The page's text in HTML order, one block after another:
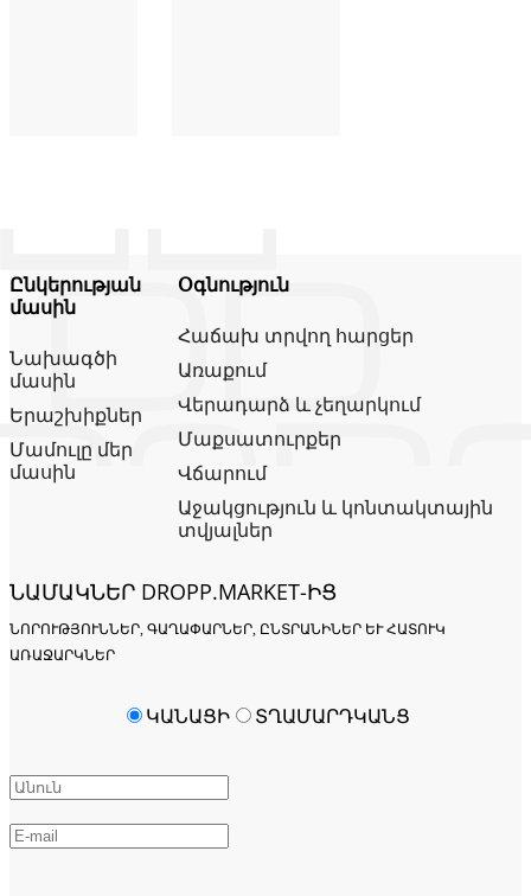
Ընկերության
մասին
Նախագծի
մասին
Երաշխիքներ
Մամուլը մեր
մասին
Օգնություն
Հաճախ տրվող հարցեր
Առաքում
Վերադարձ և չեղարկում
Մաքսատուրքեր
Վճարում
Աջակցություն և կոնտակտային
տվյալներ
ՆԱՄԱԿՆԵՐ DROPP.MARKET-ԻՑ
ՆՈՐՈՒԹՅՈՒՆՆԵՐ, ԳԱՂԱՓԱՐՆԵՐ, ԸՆՏՐԱՆԻՆԵՐ ԵՒ ՀԱՏՈՒԿ Ա
ՌԱՋԱՐԿՆԵՐ
ԿԱՆԱՑԻ ՏՂԱՄԱՐԴԿԱՆՑ